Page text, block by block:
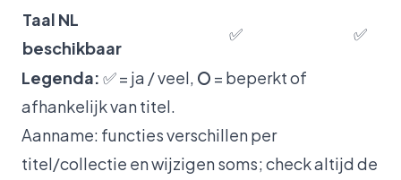
Taal NL
beschikbaar
✅ ✅
Legenda: ✅ = ja / veel, ⭘ = beperkt of
afhankelijk van titel.
Aanname: functies verschillen per
titel/collectie en wijzigen soms; check altijd de